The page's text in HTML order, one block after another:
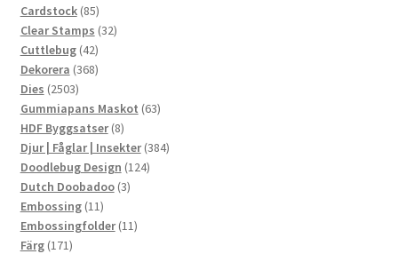
produkter
Cardstock 8585
produkter
Clear Stamps 3232
Cuttlebug 4242
produkter
Dekorera 368368
Dies 25032503
produkter
Gummiapans Maskot 6363
HDF Byggsatser 88
produkter
Djur | Fåglar | Insekter 384384
Doodlebug Design 124124
Dutch Doobadoo 33
Embossing 1111
produkter
Embossingfolder 1111
Färg 171171